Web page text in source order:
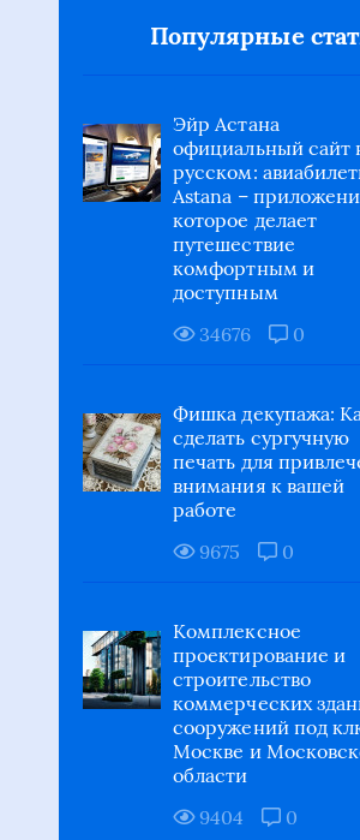
Популярные
Эйр Астана
официальный сайт
русском:
Astana –
которое делает
путешествие
комфортным и
доступным
34676
0
Фишка декупажа:
сделать сургучную
печать для
внимания к вашей
работе
9675
0
Комплексное
проектирование и
строительство
коммерческих
сооружений под
Москве и
области
9404
0